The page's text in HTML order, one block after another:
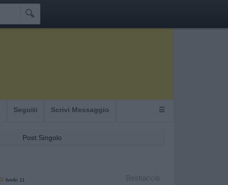

Seguiti Scrivi Messaggio ☰
Post Singolo
Bestiaccia
livello 11